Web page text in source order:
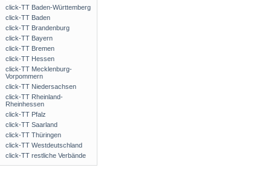
click-TT Baden-Württemberg
click-TT Baden
click-TT Brandenburg
click-TT Bayern
click-TT Bremen
click-TT Hessen
click-TT Mecklenburg-
Vorpommern
click-TT Niedersachsen
click-TT Rheinland-
Rheinhessen
click-TT Pfalz
click-TT Saarland
click-TT Thüringen
click-TT Westdeutschland
click-TT restliche Verbände